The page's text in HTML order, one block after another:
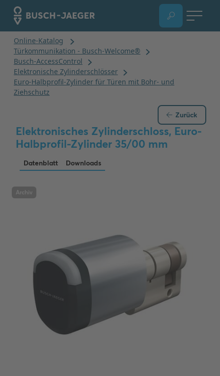
Zurück
Elektronisches Zylinderschloss, Euro-
Halbprofil-Zylinder 35/00 mm
Datenblatt Downloads
Archiv